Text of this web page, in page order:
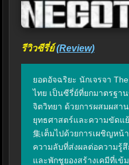
รีวิวซีรี่ย์(Review)
ยอดอัจฉริยะ นักเจรจา
ไทย เป็นซีรี่ย์ที่ยกมาตรฐา
จิตวิทยา ด้วยการผสมผสาน
ยุทธศาสตร์และความขัดแ
集เต็มไปด้วยการเผชิญหน้
ความลับที่ส่งผลต่อความรู้
และพักชูยองสร้างเคมีที่เ